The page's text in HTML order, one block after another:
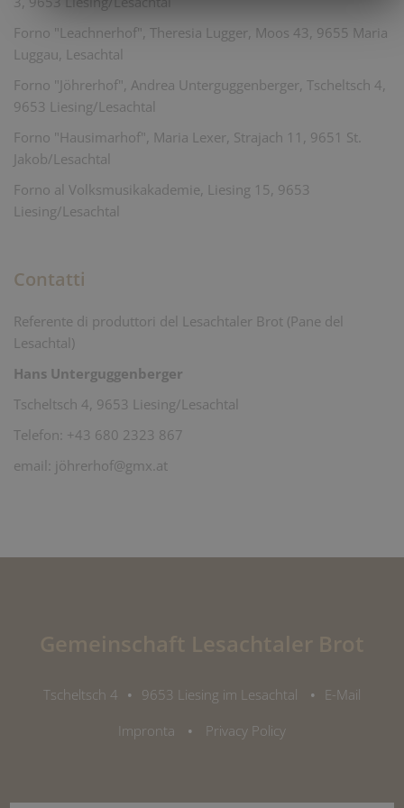
Forno "Leachnerhof", Theresia Lugger, Moos 43, 9655 Maria
Luggau, Lesachtal
Forno "Jöhrerhof", Andrea Unterguggenberger, Tscheltsch 4,
9653 Liesing/Lesachtal
Forno "Hausimarhof", Maria Lexer, Strajach 11, 9651 St.
Jakob/Lesachtal
Forno al Volksmusikakademie, Liesing 15, 9653
Liesing/Lesachtal
Contatti
Referente di produttori del Lesachtaler Brot (Pane del
Lesachtal)
Hans Unterguggenberger
Tscheltsch 4, 9653 Liesing/Lesachtal
Telefon: +43 680 2323 867
email: jöhrerhof@gmx.at
Tscheltsch 4 • 9653 Liesing im Lesachtal •
E-Mail
Impronta
• Privacy Policy